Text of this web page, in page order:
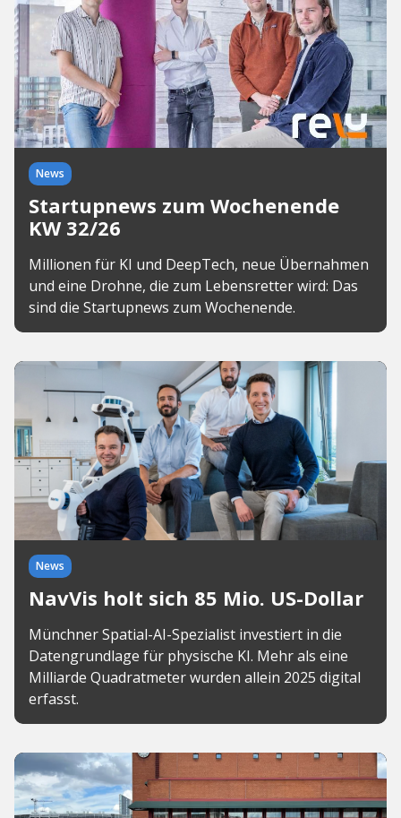
News
Startupnews zum Wochenende
KW 32/26
Millionen für KI und DeepTech, neue Übernahmen
und eine Drohne, die zum Lebensretter wird: Das
sind die Startupnews zum Wochenende.
News
NavVis holt sich 85 Mio. US-Dollar
Münchner Spatial-AI-Spezialist investiert in die
Datengrundlage für physische KI. Mehr als eine
Milliarde Quadratmeter wurden allein 2025 digital
erfasst.